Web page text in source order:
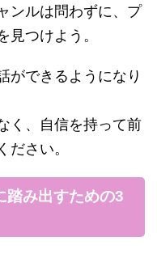
ンルは問わずに、プ
見つけよう。
ができるようになり
く、自信を持って前
ださい。
踏み出すための3